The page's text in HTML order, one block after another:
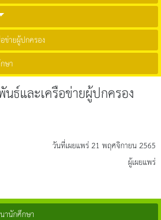
ข่ายผู้ปกครอง
ษา
ธ์และเครือข่ายผู้ปกครอง
วันที่เผยแพร่ 21 พฤศจิกายน 2565
ผู้เผยแพร่
านักศึกษา